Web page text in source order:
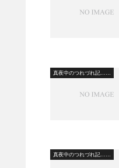
真夜中のつれづれ記……
真夜中のつれづれ記……